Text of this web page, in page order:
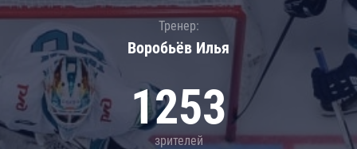
Тренер:
Воробьёв Илья
1253
зрителей